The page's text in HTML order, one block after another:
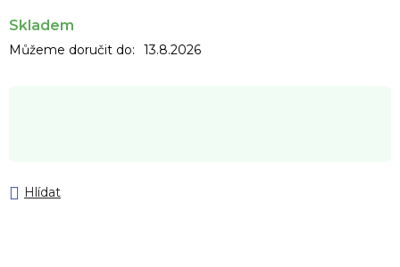
Skladem
Můžeme doručit do: 13.8.2026
Hlídat